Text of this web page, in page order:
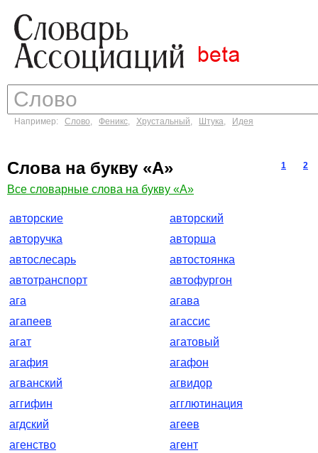
Например: Слово, Феникс, Хрустальный, Штука, Идея
Слова на букву «А» 1 2
Все словарные слова на букву «А»
авторские
авторский
авторучка
авторша
автослесарь
автостоянка
автотранспорт
автофургон
ага
агава
агапеев
агассис
агат
агатовый
агафия
агафон
агванский
агвидор
аггифин
агглютинация
агдский
агеев
агенство
агент